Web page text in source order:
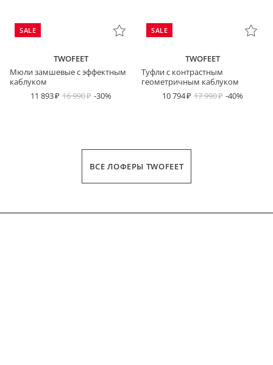
SALE
TWOFEET
Мюли замшевые с эффектным
каблуком
11 893
16 990 -30%
SALE
TWOFEET
Туфли с контрастным
геометричным каблуком
10 794
17 990 -40%
ВСЕ ЛОФЕРЫ TWOFEET